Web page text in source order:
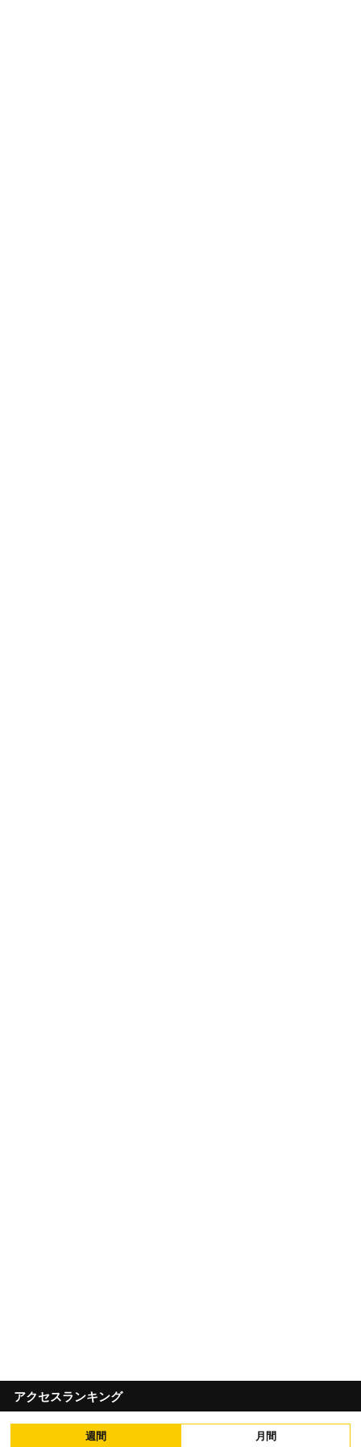
アクセスランキング
週間 月間